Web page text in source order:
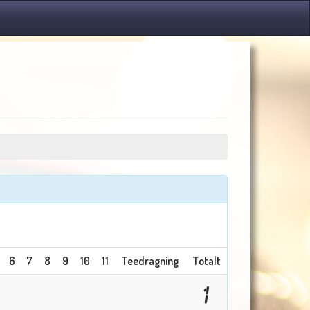
6 7 8 9 10 11 Teedragning Totalt
1